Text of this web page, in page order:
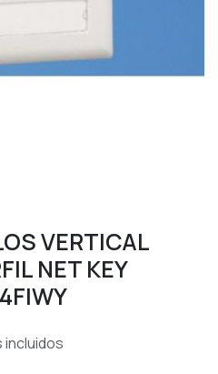
VERTICAL
NET KEY